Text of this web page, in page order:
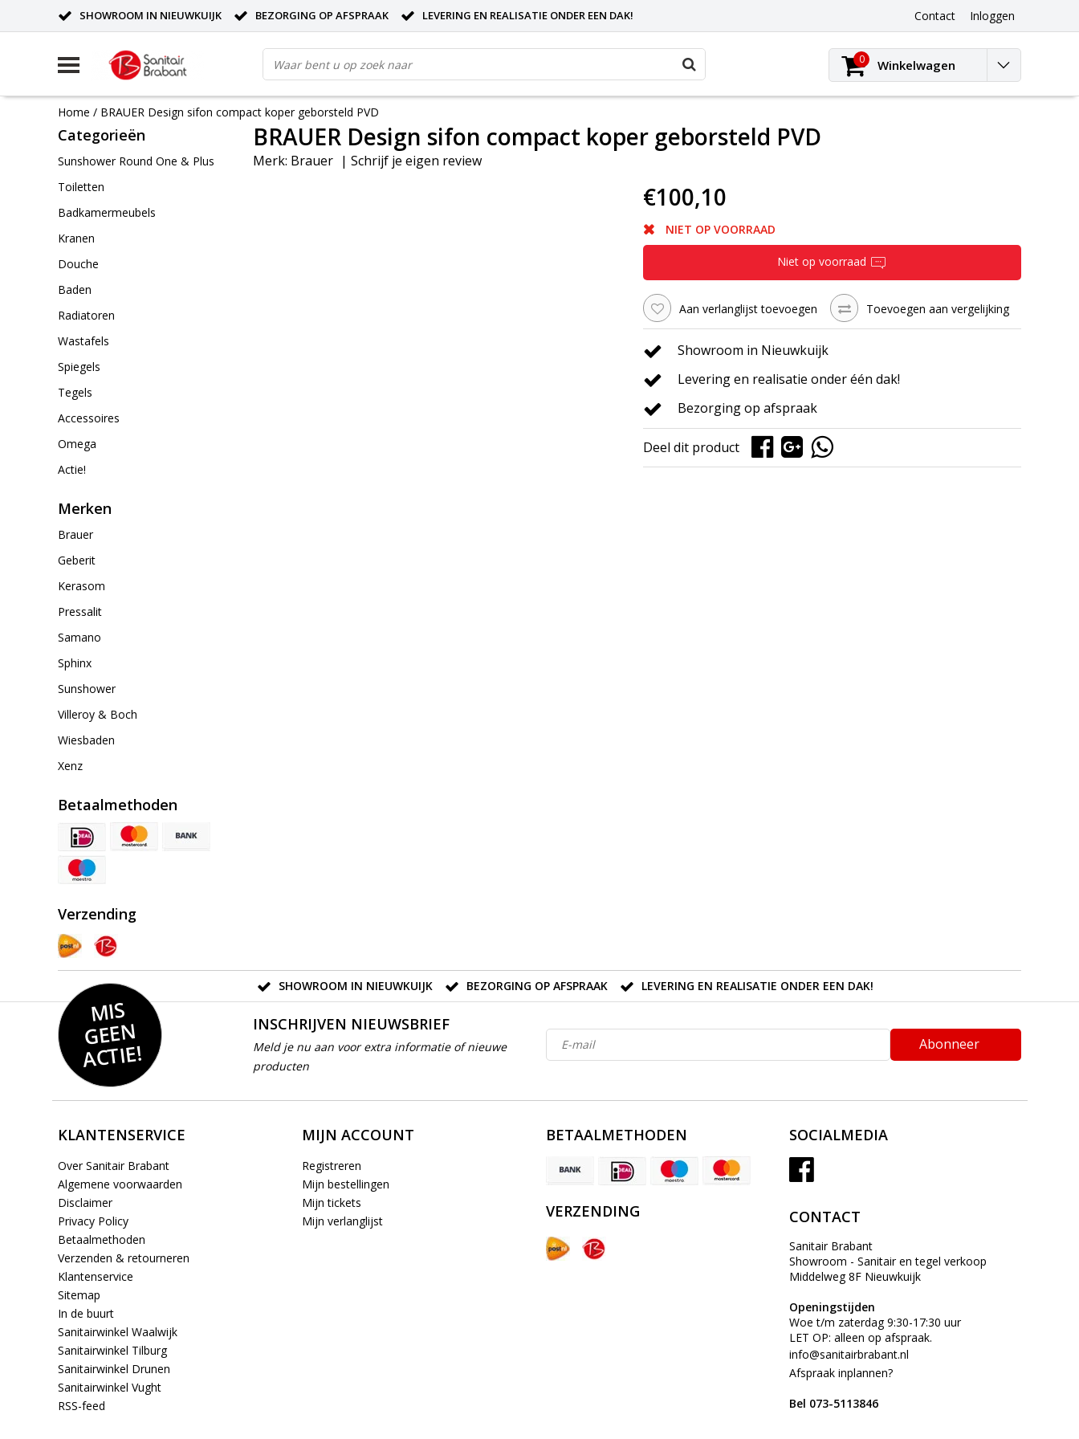
SHOWROOM IN NIEUWKUIJK BEZORGING OP AFSPRAAK LEVERING EN REALISATIE ONDER EEN DAK! Contact Inloggen
0 Winkelwagen
Home / BRAUER Design sifon compact koper geborsteld PVD
Categorieën
Sunshower Round One & Plus
Toiletten
Badkamermeubels
Kranen
Douche
Baden
Radiatoren
Wastafels
Spiegels
Tegels
Accessoires
Omega
Actie!
Merken
Brauer
Geberit
Kerasom
Pressalit
Samano
Sphinx
Sunshower
Villeroy & Boch
Wiesbaden
Xenz
Betaalmethoden
Verzending
BRAUER Design sifon compact koper geborsteld PVD
Merk: Brauer | Schrijf je eigen review
€100,10
NIET OP VOORRAAD
Niet op voorraad
Aan verlanglijst toevoegen Toevoegen aan vergelijking
Showroom in Nieuwkuijk
Levering en realisatie onder één dak!
Bezorging op afspraak
Deel dit product
SHOWROOM IN NIEUWKUIJK BEZORGING OP AFSPRAAK LEVERING EN REALISATIE ONDER EEN DAK!
MIS
GEE
N
ACTIE!
INSCHRIJVEN NIEUWSBRIEF
Meld je nu aan voor extra informatie of nieuwe
producten
Abonneer
KLANTENSERVICE
Over Sanitair Brabant
Algemene voorwaarden
Disclaimer
Privacy Policy
Betaalmethoden
Verzenden & retourneren
Klantenservice
Sitemap
In de buurt
Sanitairwinkel Waalwijk
Sanitairwinkel Tilburg
Sanitairwinkel Drunen
Sanitairwinkel Vught
RSS-feed
MIJN ACCOUNT
Registreren
Mijn bestellingen
Mijn tickets
Mijn verlanglijst
BETAALMETHODEN
VERZENDING
SOCIALMEDIA
CONTACT
Sanitair Brabant
Showroom - Sanitair en tegel verkoop
Middelweg 8F Nieuwkuijk
Openingstijden
Woe t/m zaterdag 9:30-17:30 uur
LET OP: alleen op afspraak.
info@sanitairbrabant.nl
Afspraak inplannen?
Bel 073-5113846